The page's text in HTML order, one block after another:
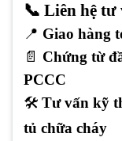
📞 Liên hệ
📍 Giao hàng
📄 Chứng từ
PCCC
🛠 Tư vấn kỹ
tủ chữa cháy